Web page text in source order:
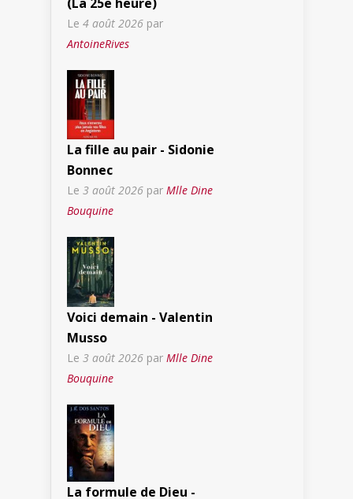
Le 4 août 2026 par
AntoineRives
La fille au pair - Sidonie
Bonnec
Le 3 août 2026 par Mlle Dine
Bouquine
Voici demain - Valentin
Musso
Le 3 août 2026 par Mlle Dine
Bouquine
La formule de Dieu -